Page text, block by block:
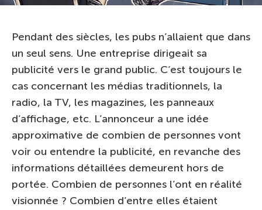
Pendant des siècles, les pubs n’allaient que dans
un seul sens. Une entreprise dirigeait sa
publicité vers le grand public. C’est toujours le
cas concernant les médias traditionnels, la
radio, la TV, les magazines, les panneaux
d’affichage, etc. L’annonceur a une idée
approximative de combien de personnes vont
voir ou entendre la publicité, en revanche des
informations détaillées demeurent hors de
portée. Combien de personnes l’ont en réalité
visionnée ? Combien d’entre elles étaient